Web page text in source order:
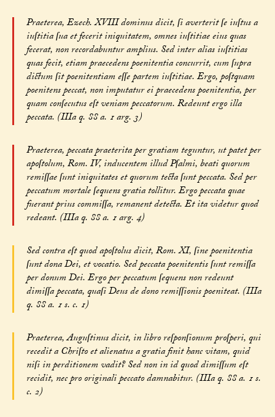
Praeterea, Ezech. XVIII dominus dicit, ſi averterit ſe iuſtus a
iuſtitia ſua et fecerit iniquitatem, omnes iuſtitiae eius quas
fecerat, non recordabuntur amplius. Sed inter alias iuſtitias
quas fecit, etiam praecedens poenitentia concurrit, cum ſupra
dictum ſit poenitentiam eſſe partem iuſtitiae. Ergo, poſtquam
poenitens peccat, non imputatur ei praecedens poenitentia, per
quam conſecutus eſt veniam peccatorum. Redeunt ergo illa
peccata. (IIIa q. 88 a. 1 arg. 3)
Praeterea, peccata praeterita per gratiam teguntur, ut patet per
apoſtolum, Rom. IV, inducentem illud Pſalmi, beati quorum
remiſſae ſunt iniquitates et quorum tecta ſunt peccata. Sed per
peccatum mortale ſequens gratia tollitur. Ergo peccata quae
fuerant prius commiſſa, remanent detecta. Et ita videtur quod
redeant. (IIIa q. 88 a. 1 arg. 4)
Sed contra eſt quod apoſtolus dicit, Rom. XI, ſine poenitentia
ſunt dona Dei, et vocatio. Sed peccata poenitentis ſunt remiſſa
per donum Dei. Ergo per peccatum ſequens non redeunt
dimiſſa peccata, quaſi Deus de dono remiſſionis poeniteat. (IIIa
q. 88 a. 1 s. c. 1)
Praeterea, Auguſtinus dicit, in libro reſponſionum proſperi, qui
recedit a Chriſto et alienatus a gratia finit hanc vitam, quid
niſi in perditionem vadit? Sed non in id quod dimiſſum eſt
recidit, nec pro originali peccato damnabitur. (IIIa q. 88 a. 1 s.
c. 2)